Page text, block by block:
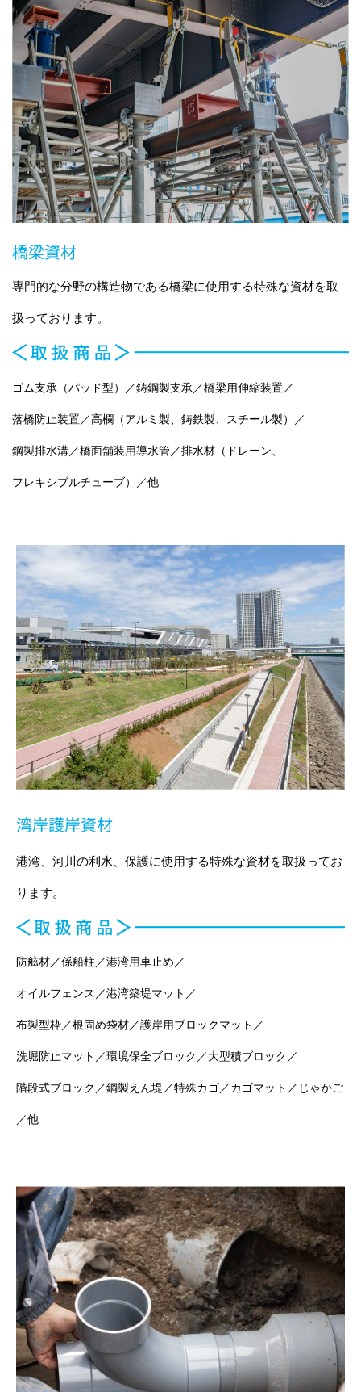
橋梁資材
専門的な分野の構造物である橋梁に使用する特殊な資材を取
扱っております。
ゴム支承（パッド型）／鋳鋼製支承／橋梁用伸縮装置／
落橋防止装置／高欄（アルミ製、鋳鉄製、スチール製）／
鋼製排水溝／橋面舗装用導水管／排水材（ドレーン、
フレキシブルチューブ）／他
湾岸護岸資材
港湾、河川の利水、保護に使用する特殊な資材を取扱ってお
ります。
防舷材／係船柱／港湾用車止め／
オイルフェンス／港湾築堤マット／
布製型枠／根固め袋材／護岸用ブロックマット／
洗堀防止マット／環境保全ブロック／大型積ブロック／
階段式ブロック／鋼製えん堤／特殊カゴ／カゴマット／じゃかご
／他